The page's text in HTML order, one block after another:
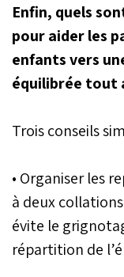
Enfin, quels
pour aider les
enfants vers
équilibrée tout
Trois conseils
• Organiser les
à deux
évite le
répartition de